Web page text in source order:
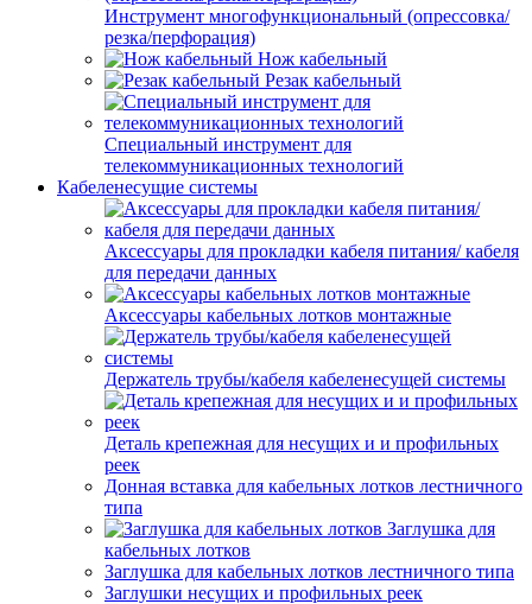
Инструмент многофункциональный (опрессовка/
резка/перфорация)
Нож кабельный
Резак кабельный
Специальный инструмент для
телекоммуникационных технологий
Кабеленесущие системы
Аксессуары для прокладки кабеля питания/ кабеля
для передачи данных
Аксессуары кабельных лотков монтажные
Держатель трубы/кабеля кабеленесущей системы
Деталь крепежная для несущих и и профильных
реек
Донная вставка для кабельных лотков лестничного
типа
Заглушка для
кабельных лотков
Заглушка для кабельных лотков лестничного типа
Заглушки несущих и профильных реек